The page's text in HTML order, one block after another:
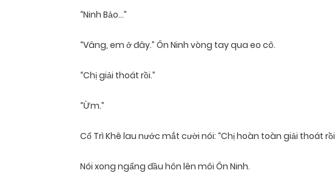
“Ninh Bảo…”
“Vâng, em ở đây.” Ôn Ninh vòng tay qua eo cô.
“Chị giải thoát rồi.”
“Ừm.”
Cố Trì Khê lau nước mắt cười nói: “Chị hoàn toàn giải thoát
Nói xong ngẩng đầu hôn lên môi Ôn Ninh.